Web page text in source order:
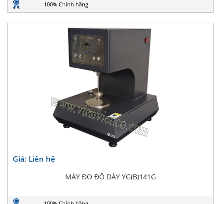
100% Chính hãng
Giá: Liên hệ
MÁY ĐO ĐỘ DÀY YG(B)141G